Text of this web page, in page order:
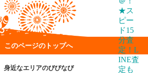
このページのトップへ
身近なエリアのびびなび